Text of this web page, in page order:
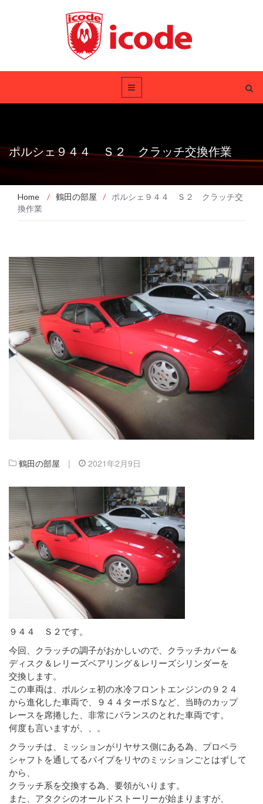
ポルシェ９４４ Ｓ２ クラッチ交換作業
Home / 鶴田の部屋 /
ポルシェ９４４ Ｓ２ クラッチ交
換作業
鶴田の部屋 | 2021年2月9日
９４４ Ｓ２です。
今回、クラッチの調子がおかしいので、クラッチカバー＆
ディスク＆レリーズベアリング＆レリーズシリンダーを
交換します。
この車両は、ポルシェ初の水冷フロントエンジンの９２４
から進化した車両で、９４４ターボＳなど、当時のカップ
レースを席捲した、非常にバランスのとれた車両です。
何度も言いますが、、。
クラッチは、ミッションがリヤサス側にある為、プロペラ
シャフトを通してるパイプをリヤのミッションごとはずして
から、
クラッチ系を交換する為、要領がいります。
また、アタクシのオールドストーリーが始まりますが、